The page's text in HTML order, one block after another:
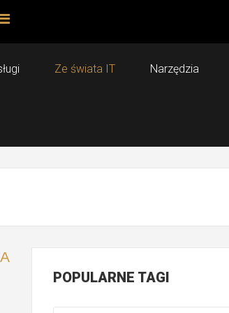
Ze świata IT Narzędzia
A
POPULARNE TAGI